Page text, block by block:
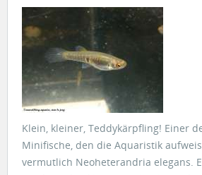
Klein, kleiner, Teddykärpfling! Einer
Minifische, den die Aquaristik
vermutlich Neoheterandria elegans.